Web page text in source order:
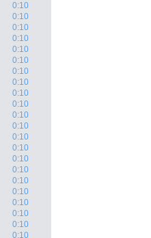
0:10
0:10
0:10
0:10
0:10
0:10
0:10
0:10
0:10
0:10
0:10
0:10
0:10
0:10
0:10
0:10
0:10
0:10
0:10
0:10
0:10
0:10